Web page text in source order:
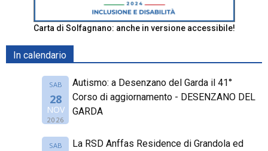
Carta di Solfagnano: anche in versione accessibile!
In calendario
SAB
28
NOV
2026
Autismo: a Desenzano del Garda il 41°
Corso di aggiornamento - DESENZANO DEL
GARDA
SAB
La RSD Anffas Residence di Grandola ed